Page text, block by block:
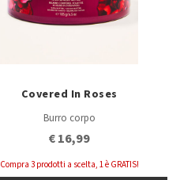
Covered In Roses
Burro corpo
€ 16,99
Compra 3 prodotti a scelta, 1 è GRATIS!